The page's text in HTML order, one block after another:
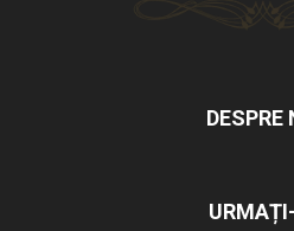
DESPRE